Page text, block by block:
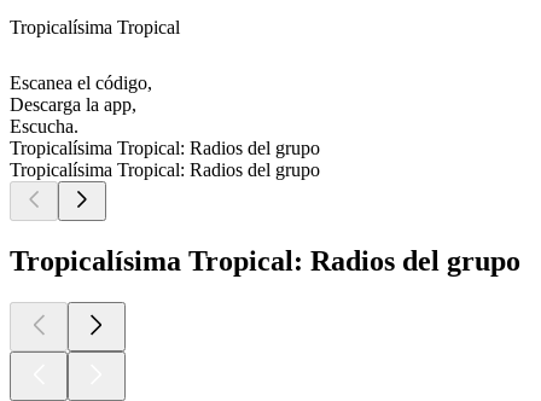
Tropicalísima Tropical
Escanea el código,
Descarga la app,
Escucha.
Tropicalísima Tropical: Radios del grupo
Tropicalísima Tropical: Radios del grupo
Tropicalísima Tropical: Radios del grupo